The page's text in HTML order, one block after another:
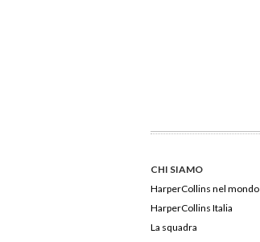
CHI SIAMO
HarperCollins nel mondo
HarperCollins Italia
La squadra